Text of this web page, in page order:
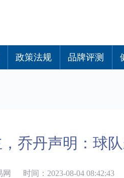
政策法规 品牌评测
乔丹声明：球
网 时间：2023-08-04 08:42:43